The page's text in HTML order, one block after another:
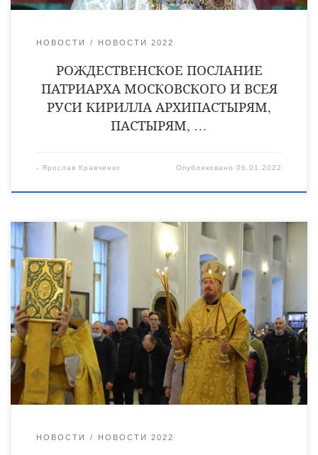
НОВОСТИ НОВОСТИ 2022
РОЖДЕСТВЕНСКОЕ ПОСЛАНИЕ
ПАТРИАРХА МОСКОВСКОГО И ВСЕЯ
РУСИ КИРИЛЛА АРХИПАСТЫРЯМ,
ПАСТЫРЯМ, …
- Ярослав Кравченко Опубликовано06.01.2022
2 января, в Неделю 28-ю по Пятидесятнице, епископ
Уваровский и Кирсановский Игнатий совершил
Божественную литургию в Христорождественском
кафедральном соборе города Уварово. Его Преосвященству
сослужили клирики Христорождественского кафедрального
собора: священник Виктор Кончаков, священник Владимир
Васильев, иеромонах Питирим (Сухов) и иеромонах Прохор
(Пожарницкий). В завершение богослужения глава
Уваровской епархии обратился к верующим с
архипастырским словом, в […]
НОВОСТИ НОВОСТИ 2022